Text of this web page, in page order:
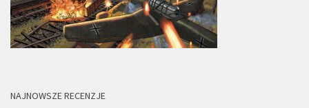
NAJNOWSZE RECENZJE